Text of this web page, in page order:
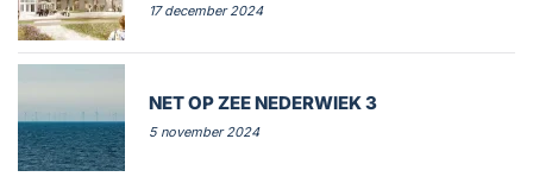
17 december 2024
NET OP ZEE NEDERWIEK 3
5 november 2024